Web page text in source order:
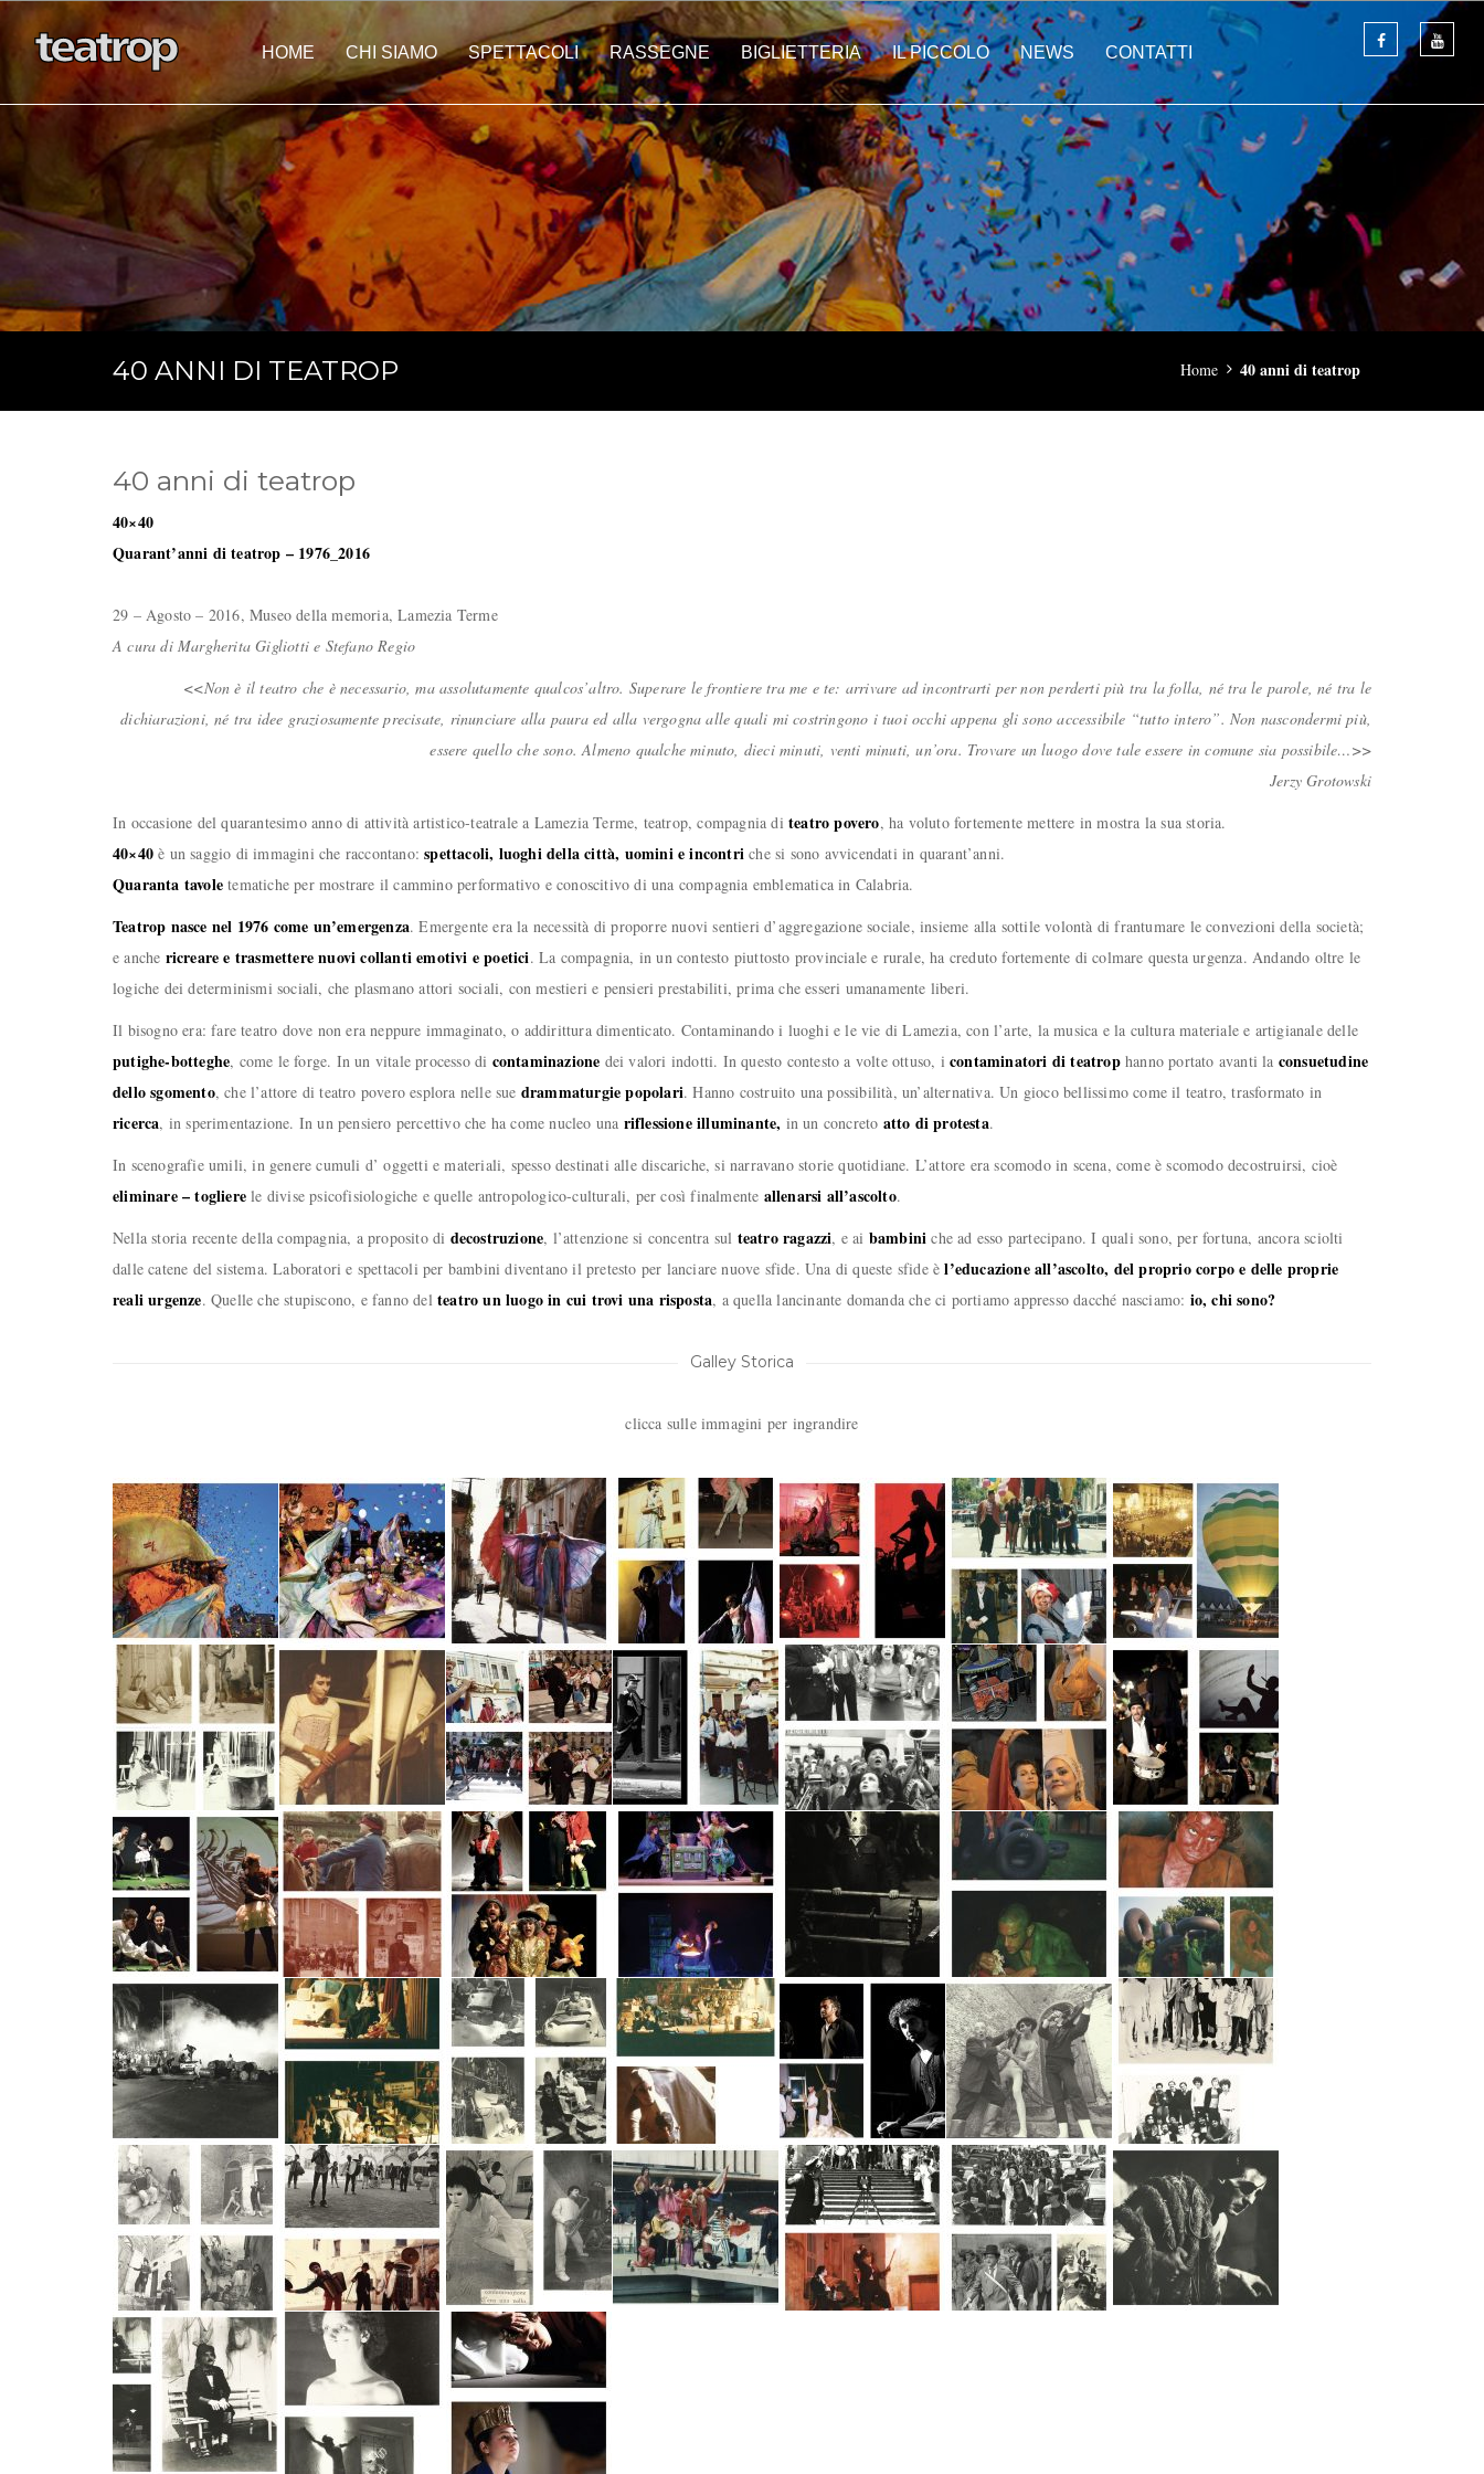
HOME CHI SIAMO SPETTACOLI RASSEGNE BIGLIETTERIA IL PICCOLO NEWS CONTATTI
40 ANNI DI TEATROP Home 40 anni di teatrop
40 anni di teatrop
40×40
Quarant’anni di teatrop – 1976_2016
29 – Agosto – 2016, Museo della memoria, Lamezia Terme
A cura di Margherita Gigliotti e Stefano Regio
<<Non è il teatro che è necessario, ma assolutamente qualcos’altro. Superare le frontiere tra me e te: arrivare ad incontrarti per non perderti più tra la folla, né tra le parole, né tra le
dichiarazioni, né tra idee graziosamente precisate, rinunciare alla paura ed alla vergogna alle quali mi costringono i tuoi occhi appena gli sono accessibile “tutto intero”. Non nascondermi più,
essere quello che sono. Almeno qualche minuto, dieci minuti, venti minuti, un’ora. Trovare un luogo dove tale essere in comune sia possibile…>>
Jerzy Grotowski
In occasione del quarantesimo anno di attività artistico-teatrale a Lamezia Terme, teatrop, compagnia di teatro povero, ha voluto fortemente mettere in mostra la sua storia.
40×40 è un saggio di immagini che raccontano:spettacoli, luoghi della città, uomini e incontri che si sono avvicendati in quarant’anni.
Quaranta tavole tematiche per mostrare il cammino performativo e conoscitivo di una compagnia emblematica in Calabria.
Teatrop nasce nel 1976 come un’emergenza. Emergente era la necessità di proporre nuovi sentieri d’aggregazione sociale, insieme alla sottile volontà di frantumare le convezioni della società;
e anche ricreare e trasmettere nuovi collanti emotivi e poetici. La compagnia, in un contesto piuttosto provinciale e rurale, ha creduto fortemente di colmare questa urgenza. Andando oltre le
logiche dei determinismi sociali, che plasmano attori sociali, con mestieri e pensieri prestabiliti, prima che esseri umanamente liberi.
Il bisogno era: fare teatro dove non era neppure immaginato, o addirittura dimenticato. Contaminando i luoghi e le vie di Lamezia, con l’arte, la musica e la cultura materiale e artigianale delle
putighe-botteghe, come le forge. In un vitale processo di contaminazione dei valori indotti. In questo contesto a volte ottuso, icontaminatori di teatrophanno portato avanti la consuetudine
dello sgomento, che l’attore di teatro povero esplora nelle sue drammaturgie popolari. Hanno costruito una possibilità, un’alternativa. Un gioco bellissimo come il teatro, trasformato in
ricerca, in sperimentazione. In un pensiero percettivo che ha come nucleo una riflessione illuminante, in un concreto atto di protesta.
In scenografie umili, in genere cumuli d’ oggetti e materiali, spesso destinati alle discariche, si narravano storie quotidiane. L’attore era scomodo in scena, come è scomodo decostruirsi, cioè
eliminare – togliere le divise psicofisiologiche e quelle antropologico-culturali, per così finalmente allenarsi all’ascolto.
Nella storia recente della compagnia, a proposito di decostruzione, l’attenzione si concentra sul teatro ragazzi, e ai bambiniche ad esso partecipano. I quali sono, per fortuna, ancora sciolti
dalle catene del sistema. Laboratori e spettacoli per bambini diventano il pretesto per lanciare nuove sfide. Una di queste sfide è l’educazione all’ascolto, del proprio corpo e delle proprie
reali urgenze. Quelle che stupiscono, e fanno delteatro un luogo in cui trovi una risposta, a quella lancinante domanda che ci portiamo appresso dacché nasciamo: io, chi sono?
Galley Storica
clicca sulle immagini per ingrandire